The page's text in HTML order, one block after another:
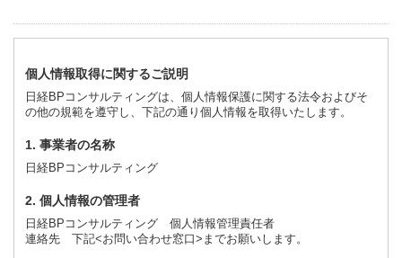
個人情報取得に関するご説明
日経BPコンサルティングは、個人情報保護に関する法令およびそ
の他の規範を遵守し、下記の通り個人情報を取得いたします。
1. 事業者の名称
日経BPコンサルティング
2. 個人情報の管理者
日経BPコンサルティング 個人情報管理責任者
連絡先 下記<お問い合わせ窓口>までお願いします。